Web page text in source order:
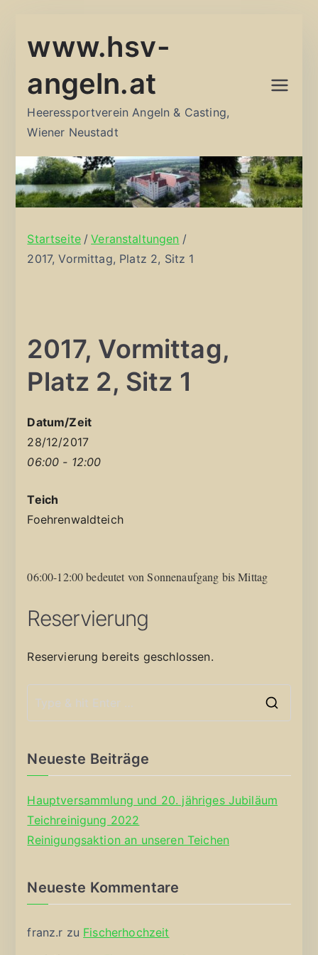
Inhalt
www.hsv-
angeln.at
Heeressportverein Angeln & Casting,
Wiener Neustadt
Startseite
Veranstaltungen
2017, Vormittag, Platz 2, Sitz 1
2017, Vormittag,
Platz 2, Sitz 1
Datum/Zeit
28/12/2017
06:00 - 12:00
Teich
Foehrenwaldteich
06:00-12:00 bedeutet von Sonnenaufgang bis Mittag
Reservierung
Reservierung bereits geschlossen.
Neueste Beiträge
Hauptversammlung und 20. jähriges Jubiläum
Teichreinigung 2022
Reinigungsaktion an unseren Teichen
Neueste Kommentare
franz.r zu Fischerhochzeit